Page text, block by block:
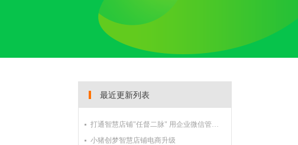
最近更新列表
打通智慧店铺"任督二脉" 用企业微信管理客户
小猪创梦智慧店铺电商升级